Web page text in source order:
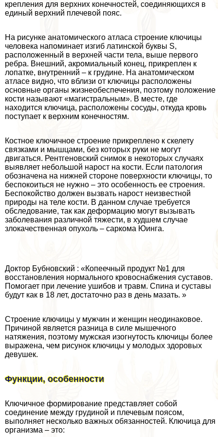
крепления для верхних конечностей, соединяющихся в
единый верхний плечевой пояс.
На рисунке анатомического атласа строение ключицы
человека напоминает изгиб латинской буквы S,
расположенный в верхней части тела, выше первого
ребра. Внешний, акромиальный конец, прикреплен к
лопатке, внутренний – к гpyдине. На анатомическом
атласе видно, что вблизи от ключицы расположены
основные органы жизнеобеспечения, поэтому положение
кости называют «магистральным». В месте, где
находится ключица, расположены сосуды, откуда кровь
поступает к верхним конечностям.
Костное ключичное строение прикреплено к скелету
связками и мышцами, без которых руки не могут
двигаться. Рентгеновский снимок в некоторых случаях
выявляет небольшой нарост на кости. Если патология
обозначена на нижней стороне поверхности ключицы, то
беспокоиться не нужно – это особенность ее строения.
Беспокойство должен вызвать нарост неизвестной
природы на теле кости. В данном случае требуется
обследование, так как деформацию могут вызывать
заболевания различной тяжести, в худшем случае
злокачественная опухоль – саркома Юинга.
Доктор Бубновский : «Копеечный продукт №1 для
восстановления нормального кровоснабжения суставов.
Помогает при лечение ушибов и травм. Спина и суставы
будут как в 18 лет, достаточно раз в день мазать. »
Строение ключицы у мужчин и женщин неодинаковое.
Причиной является разница в силе мышечного
натяжения, поэтому мужская изогнутость ключицы более
выражена, чем рисунок ключицы у молодых здоровых
дeвyшек.
Функции, особенности
Ключичное формирование представляет собой
соединение между гpyдиной и плечевым поясом,
выполняет несколько важных обязанностей. Ключица для
организма – это: